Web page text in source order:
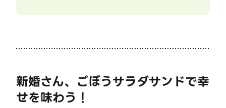
新婚さん、ごぼうサラダサンドで幸
せを味わう！